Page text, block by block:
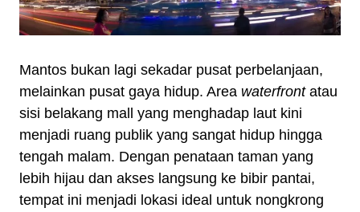
Mantos bukan lagi sekadar pusat perbelanjaan,
melainkan pusat gaya hidup. Area waterfrontatau
sisi belakang mall yang menghadap laut kini
menjadi ruang publik yang sangat hidup hingga
tengah malam. Dengan penataan taman yang
lebih hijau dan akses langsung ke bibir pantai,
tempat ini menjadi lokasi ideal untuk nongkrong